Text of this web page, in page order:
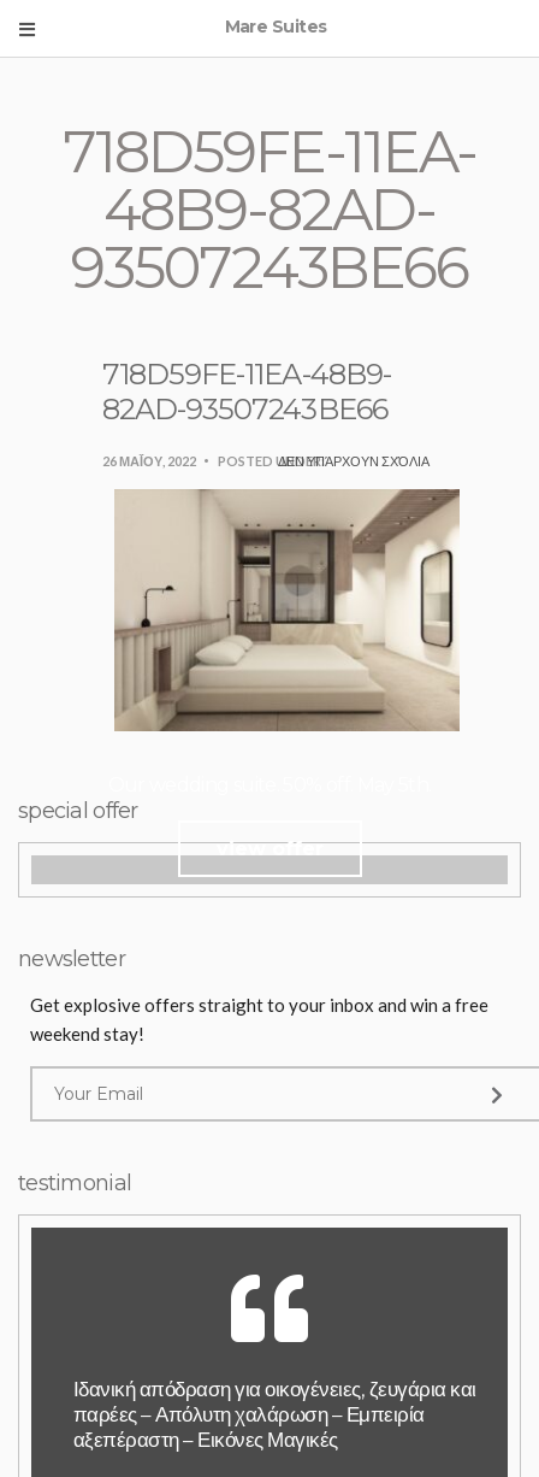
Mare Suites
718D59FE-11EA-
48B9-82AD-
93507243BE66
718D59FE-11EA-48B9-
82AD-93507243BE66
26 ΜΑΪ́ΟΥ, 2022 POSTED UNDER:ΔΕΝ ΥΠΆΡΧΟΥΝ ΣΧΌΛΙΑ
special offer
view offer
newsletter
Get explosive offers straight to your inbox and win a free
weekend stay!
testimonial
Ιδανική απόδραση για οικογένειες, ζευγάρια και
παρέες – Απόλυτη χαλάρωση – Εμπειρία
αξεπέραστη – Εικόνες Μαγικές